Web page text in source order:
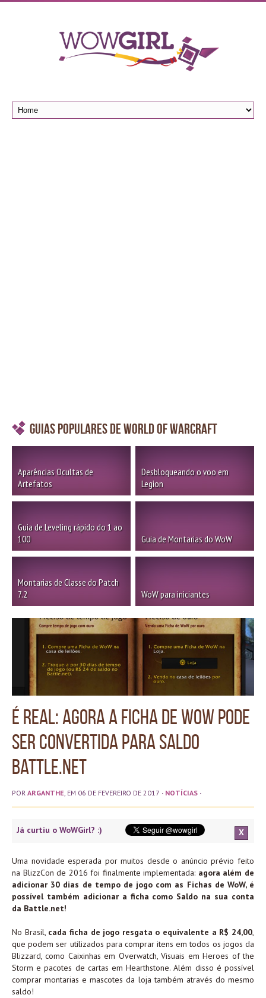
Guias Populares de World of Warcraft
Aparências Ocultas de
Artefatos
Desbloqueando o voo em
Legion
Guia de Leveling rápido do 1 ao
100
Guia de Montarias do WoW
Montarias de Classe do Patch
7.2
WoW para iniciantes
É real: agora a Ficha de WoW pode
ser convertida para Saldo
Battle.net
POR ARGANTHE , EM 06 DE FEVEREIRO DE 2017 · NOTÍCIAS ·
Já curtiu o WoWGirl? :) X
Uma novidade esperada por muitos desde o anúncio prévio feito
na BlizzCon de 2016 foi finalmente implementada: agora além de
adicionar 30 dias de tempo de jogo com as Fichas de WoW, é
possível também adicionar a ficha como Saldo na sua conta
da Battle.net!
No Brasil, cada ficha de jogo resgata o equivalente a R$ 24,00,
que podem ser utilizados para comprar itens em todos os jogos da
Blizzard, como Caixinhas em Overwatch, Visuais em Heroes of the
Storm e pacotes de cartas em Hearthstone. Além disso é possível
comprar montarias e mascotes da loja também através do mesmo
saldo!